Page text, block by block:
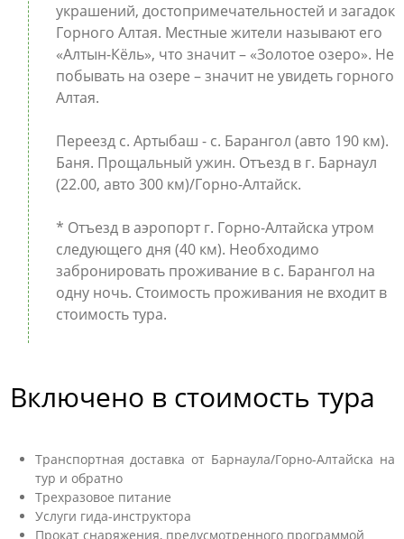
украшений, достопримечательностей и загадок
Горного Алтая. Местные жители называют его
«Алтын-Кёль», что значит – «Золотое озеро». Не
побывать на озере – значит не увидеть горного
Алтая.
Переезд с. Артыбаш - с. Барангол (авто 190 км).
Баня. Прощальный ужин. Отъезд в г. Барнаул
(22.00, авто 300 км)/Горно-Алтайск.
* Отъезд в аэропорт г. Горно-Алтайска утром
следующего дня (40 км). Необходимо
забронировать проживание в с. Барангол на
одну ночь. Стоимость проживания не входит в
стоимость тура.
Включено в стоимость тура
Транспортная доставка от Барнаула/Горно-Алтайска на
тур и обратно
Трехразовое питание
Услуги гида-инструктора
Прокат снаряжения, предусмотренного программой